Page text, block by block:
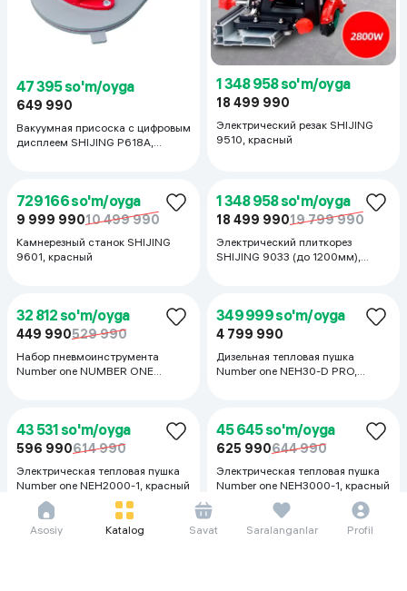
47 395 so'm/oyga
649 990
Вакуумная присоска с цифровым
дисплеем SHIJING P618A,
1 348 958 so'm/oyga
18 499 990
Электрический резак SHIJING
9510, красный
729 166 so'm/oyga
9 999 99010 499 990 1 348 958 so'm/oyga
18 499 99019 799 990
красный
Asosiy Katalog Savat Saralanganlar Profil